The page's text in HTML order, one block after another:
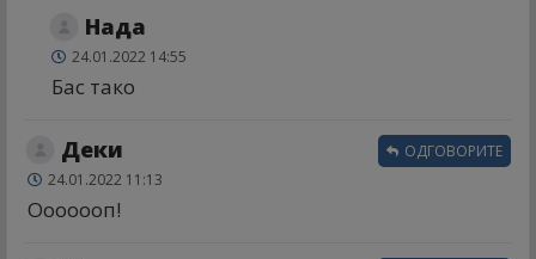
Нада
24.01.2022 14:55
Бас тако
Деки
24.01.2022 11:13
Ооооооп!
ОДГОВОРИТЕ